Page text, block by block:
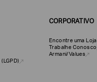
CORPORATIVO
Encontre uma Loja
Trabalhe Conosco
Armani/Values